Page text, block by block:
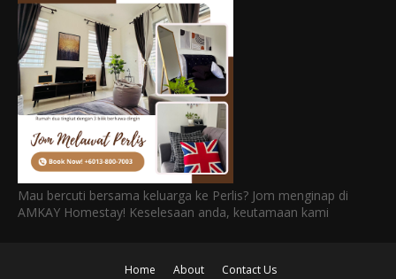
Mau bercuti bersama keluarga ke Perlis? Jom menginap di
AMKAY Homestay! Keselesaan anda, keutamaan kami
Home About Contact Us